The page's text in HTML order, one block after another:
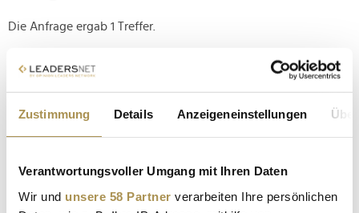
Zustimmung Details Anzeigeneinstellungen
Verantwortungsvoller Umgang mit Ihren Daten
Wir und unsere 58 Partner verarbeiten Ihre persönlichen
Die Anfrage ergab 1 Treffer.
Tipp
Setzen Sie die gesuchten Wörter zwischen
Anführungszeichen: zb "Vorname Nachname".
Evelyn Palla fordert "radikales Umdenken auf allen
Ebenen"